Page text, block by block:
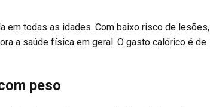
em todas as idades. Com baixo risco de lesões,
a saúde física em geral. O gasto calórico é de
peso